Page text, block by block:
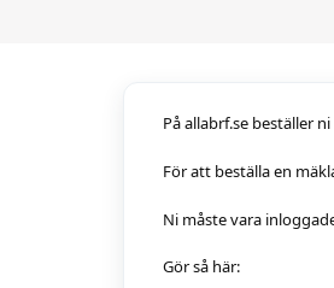
På allabrf.se beställer
För att beställa en
Ni måste vara
Gör så här: